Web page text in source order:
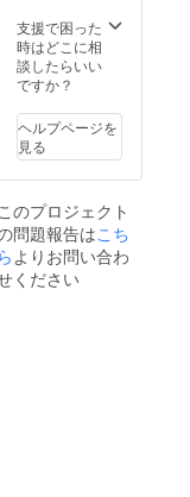
談させ
て頂き
ます 臨
店なの
ンにお
伺いし
ます
が、お
きない
場合は
近隣の
会場に
て講習
最新の
育毛理
論 ・①
回目受
部分を
細かく
技術補
習 ・発
育毛を
本格化
育毛理
論を中
心に体
支援で困った
時はどこに相
談したらいい
ですか？
ヘルプページを
見る
このプロジェクト
問題報告はこち
ら よりお問い合わ
ください